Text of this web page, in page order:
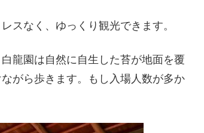
スなく、ゆっくり観光できます。
龍園は自然に自生した苔が地面を覆
がら歩きます。もし入場人数が多か